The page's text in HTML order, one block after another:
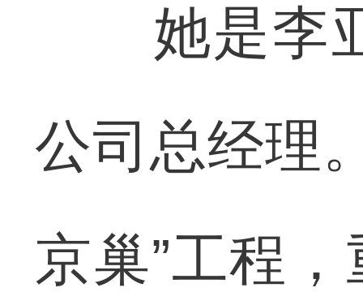
她是李亚
公司总经理
京巢”工程